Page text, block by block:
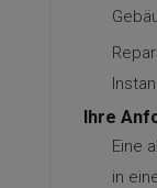
Ihre
Eine
in